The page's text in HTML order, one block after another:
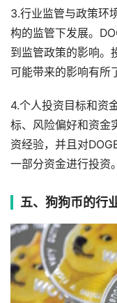
3.行业监管与政策环
构的监管下发展。
到监管政策的影响。
可能带来的影响有所
4.个人投资目标和资
标、风险偏好和资金
资经验，并且对
一部分资金进行投资。
五、狗狗币的行